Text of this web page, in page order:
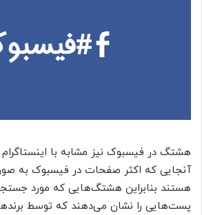
هشتگ در فیسبوک نیز مشابه با اینستاگرام
هستند بنابراین هشتگ‌هایی که مورد
پست‌هایی را نشان می‌دهند که توسط